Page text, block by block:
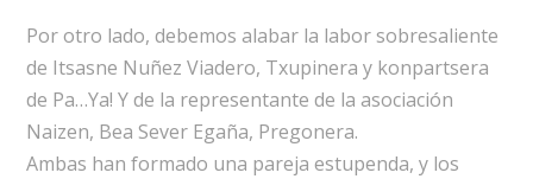
Por otro lado, debemos alabar la labor sobresaliente
de Itsasne Nuñez Viadero, Txupinera y konpartsera
de Pa…Ya! Y de la representante de la asociación
Naizen, Bea Sever Egaña, Pregonera.
Ambas han formado una pareja estupenda, y los